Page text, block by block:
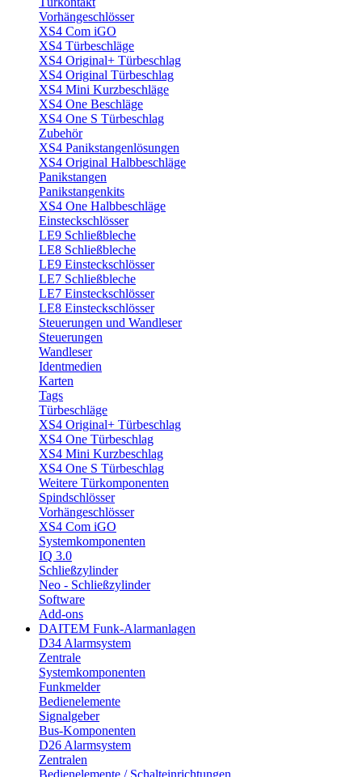
Vorhängeschlösser
XS4 Com iGO
XS4 Türbeschläge
XS4 Original+ Türbeschlag
XS4 Original Türbeschlag
XS4 Mini Kurzbeschläge
XS4 One Beschläge
XS4 One S Türbeschlag
Zubehör
XS4 Panikstangenlösungen
XS4 Original Halbbeschläge
Panikstangen
Panikstangenkits
XS4 One Halbbeschläge
Einsteckschlösser
LE9 Schließbleche
LE8 Schließbleche
LE9 Einsteckschlösser
LE7 Schließbleche
LE7 Einsteckschlösser
LE8 Einsteckschlösser
Steuerungen und Wandleser
Steuerungen
Wandleser
Identmedien
Karten
Tags
Türbeschläge
XS4 Original+ Türbeschlag
XS4 One Türbeschlag
XS4 Mini Kurzbeschlag
XS4 One S Türbeschlag
Weitere Türkomponenten
Spindschlösser
Vorhängeschlösser
XS4 Com iGO
Systemkomponenten
IQ 3.0
Schließzylinder
Neo - Schließzylinder
Software
Add-ons
DAITEM Funk-Alarmanlagen
D34 Alarmsystem
Zentrale
Systemkomponenten
Funkmelder
Bedienelemente
Signalgeber
Bus-Komponenten
D26 Alarmsystem
Zentralen
Bedienelemente / Schalteinrichtungen